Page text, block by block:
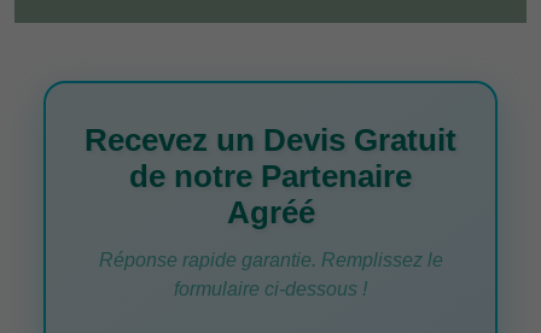
Recevez un Devis Gratuit
de notre Partenaire
Agréé
Réponse rapide garantie. Remplissez le
formulaire ci-dessous !